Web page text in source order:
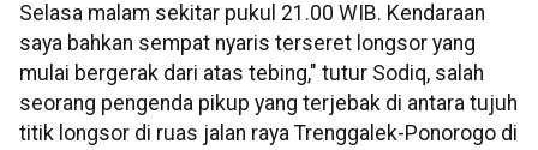
Selasa malam sekitar pukul 21.00 WIB. Kendaraan
saya bahkan sempat nyaris terseret longsor yang
mulai bergerak dari atas tebing," tutur Sodiq, salah
seorang pengenda pikup yang terjebak di antara tujuh
titik longsor di ruas jalan raya Trenggalek-Ponorogo di